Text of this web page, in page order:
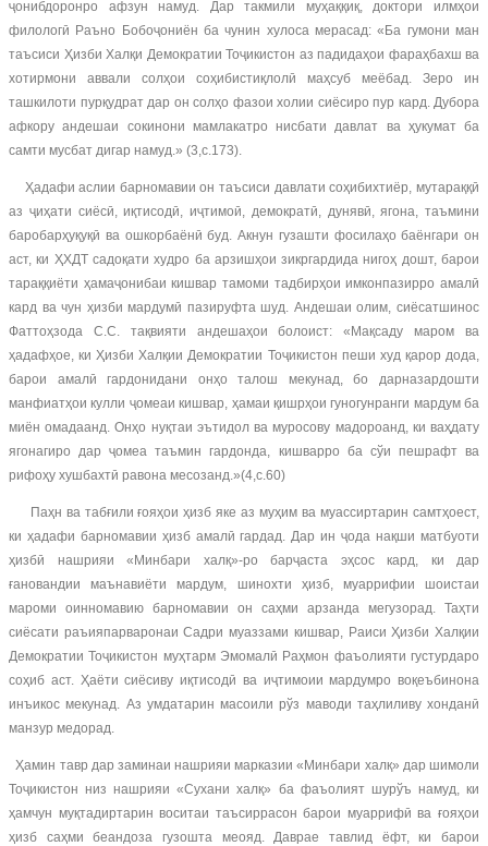
ҷонибдоронро афзун намуд. Дар такмили муҳаққиқ, доктори илмҳои
филологӣ Раъно Бобоҷониён ба чунин хулоса мерасад: «Ба гумони ман
таъсиси Ҳизби Халқи Демократии Тоҷикистон аз падидаҳои фараҳбахш ва
хотирмони аввали солҳои соҳибистиқлолӣ маҳсуб меёбад. Зеро ин
ташкилоти пурқудрат дар он солҳо фазои холии сиёсиро пур кард. Дубора
афкору андешаи сокинони мамлакатро нисбати давлат ва ҳукумат ба
самти мусбат дигар намуд.» (3,с.173).
Ҳадафи аслии барномавии он таъсиси давлати соҳибихтиёр, мутараққӣ
аз ҷиҳати сиёсӣ, иқтисодӣ, иҷтимоӣ, демократӣ, дунявӣ, ягона, таъмини
баробарҳуқуқӣ ва ошкорбаёнӣ буд. Акнун гузашти фосилаҳо баёнгари он
аст, ки ҲХДТ садоқати худро ба арзишҳои зикргардида нигоҳ дошт, барои
тараққиёти ҳамаҷонибаи кишвар тамоми тадбирҳои имконпазирро амалӣ
кард ва чун ҳизби мардумӣ пазируфта шуд. Андешаи олим, сиёсатшинос
Фаттоҳзода С.С. тақвияти андешаҳои болоист: «Мақсаду маром ва
ҳадафҳое, ки Ҳизби Халқии Демократии Тоҷикистон пеши худ қарор дода,
барои амалӣ гардонидани онҳо талош мекунад, бо дарназардошти
манфиатҳои кулли ҷомеаи кишвар, ҳамаи қишрҳои гуногунранги мардум ба
миён омадаанд. Онҳо нуқтаи эътидол ва муросову мадороанд, ки ваҳдату
ягонагиро дар ҷомеа таъмин гардонда, кишварро ба сўи пешрафт ва
рифоҳу хушбахтӣ равона месозанд.»(4,с.60)
Паҳн ва табғили ғояҳои ҳизб яке аз муҳим ва муассиртарин самтҳоест,
ки ҳадафи барномавии ҳизб амалӣ гардад. Дар ин ҷода нақши матбуоти
ҳизбӣ нашрияи «Минбари халқ»-ро барҷаста эҳсос кард, ки дар
ғановандии маънавиёти мардум, шинохти ҳизб, муаррифии шоистаи
мароми оинномавию барномавии он саҳми арзанда мегузорад. Таҳти
сиёсати раъияпарваронаи Садри муаззами кишвар, Раиси Ҳизби Халқии
Демократии Тоҷикистон муҳтарм Эмомалӣ Раҳмон фаъолияти густурдаро
соҳиб аст. Ҳаёти сиёсиву иқтисодӣ ва иҷтимоии мардумро воқеъбинона
инъикос мекунад. Аз умдатарин масоили рўз маводи таҳлиливу хонданӣ
манзур медорад.
Ҳамин тавр дар заминаи нашрияи марказии «Минбари халқ» дар шимоли
Тоҷикистон низ нашрияи «Сухани халқ» ба фаъолият шурўъ намуд, ки
ҳамчун муқтадиртарин воситаи таъсиррасон барои муаррифӣ ва ғояҳои
ҳизб саҳми беандоза гузошта меояд. Даврае тавлид ёфт, ки барои